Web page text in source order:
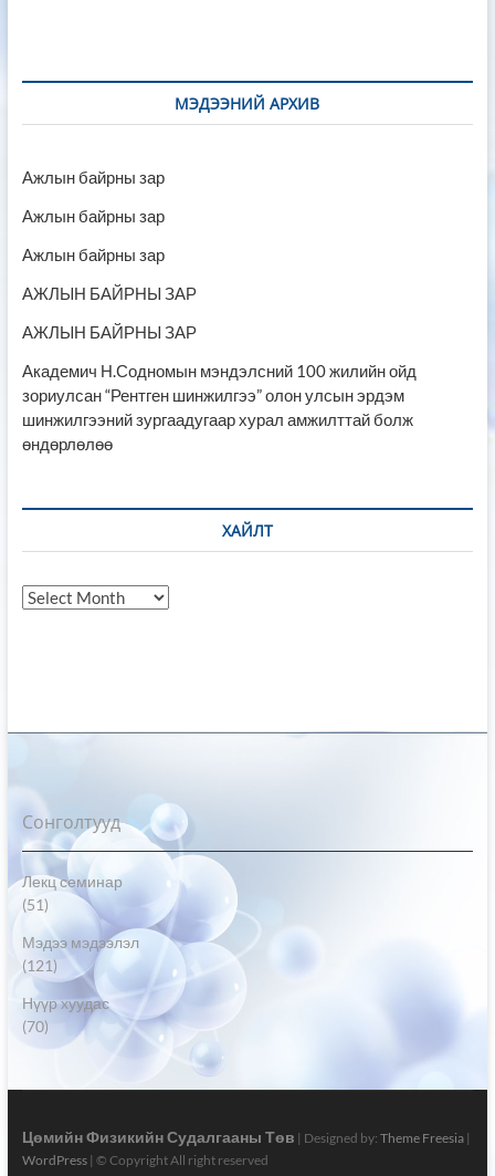
МЭДЭЭНИЙ АРХИВ
Ажлын байрны зар
Ажлын байрны зар
Ажлын байрны зар
АЖЛЫН БАЙРНЫ ЗАР
АЖЛЫН БАЙРНЫ ЗАР
Академич Н.Содномын мэндэлсний 100 жилийн ойд
зориулсан “Рентген шинжилгээ” олон улсын эрдэм
шинжилгээний зургаадугаар хурал амжилттай болж
өндөрлөлөө
ХАЙЛТ
Хайлт
Сонголтууд
Лекц семинар
(51)
Мэдээ мэдээлэл
(121)
Нүүр хуудас
(70)
Цөмийн Физикийн Судалгааны Төв | Designed by: Theme Freesia|
WordPress| © Copyright All right reserved